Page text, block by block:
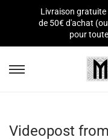
Videopost
Livraison
de 50€ d'achat
pour